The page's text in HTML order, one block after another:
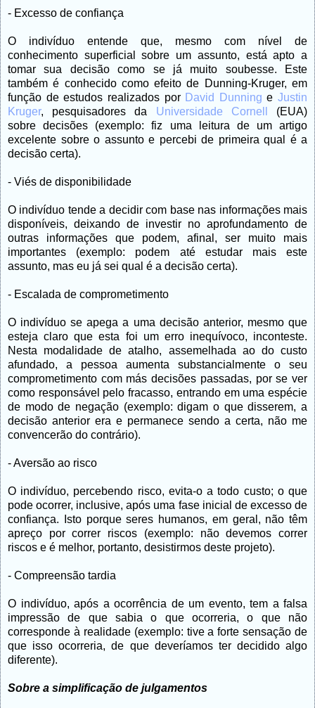
- Excesso de confiança
O indivíduo entende que, mesmo com nível de
conhecimento superficial sobre um assunto, está apto a
tomar sua decisão como se já muito soubesse. Este
também é conhecido como efeito de Dunning-Kruger, em
função de estudos realizados por David Dunning e Justin
Kruger, pesquisadores da Universidade Cornell
(EUA)
sobre decisões (exemplo: fiz uma leitura de um artigo
excelente sobre o assunto e percebi de primeira qual é a
decisão certa).
- Viés de disponibilidade
O indivíduo tende a decidir com base nas informações mais
disponíveis, deixando de investir no aprofundamento de
outras informações que podem, afinal, ser muito mais
importantes (exemplo: podem até estudar mais este
assunto, mas eu já sei qual é a decisão certa).
- Escalada de comprometimento
O indivíduo se apega a uma decisão anterior, mesmo que
esteja claro que esta foi um erro inequívoco, inconteste.
Nesta modalidade de atalho, assemelhada ao do custo
afundado, a pessoa aumenta substancialmente o seu
comprometimento com más decisões passadas, por se ver
como responsável pelo fracasso, entrando em uma espécie
de modo de negação (exemplo: digam o que disserem, a
decisão anterior era e permanece sendo a certa, não me
convencerão do contrário).
- Aversão ao risco
O indivíduo, percebendo risco, evita-o a todo custo; o que
pode ocorrer, inclusive, após uma fase inicial de excesso de
confiança. Isto porque seres humanos, em geral, não têm
apreço por correr riscos (exemplo: não devemos correr
riscos e é melhor, portanto, desistirmos deste projeto).
- Compreensão tardia
O indivíduo, após a ocorrência de um evento, tem a falsa
impressão de que sabia o que ocorreria, o que não
corresponde à realidade (exemplo: tive a forte sensação de
que isso ocorreria, de que deveríamos ter decidido algo
diferente).
Sobre a simplificação de julgamentos